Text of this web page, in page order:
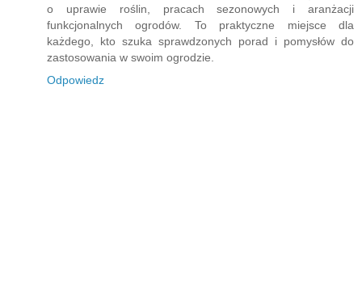
o uprawie roślin, pracach sezonowych i aranżacji
funkcjonalnych ogrodów. To praktyczne miejsce dla
każdego, kto szuka sprawdzonych porad i pomysłów do
zastosowania w swoim ogrodzie.
Odpowiedz